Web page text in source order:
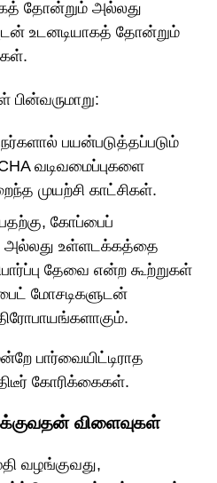
தோன்றும் அல்லது
உடனடியாகத் தோன்றும்
பின்வருமாறு:
பயன்படுத்தப்படும்
வடிவமைப்புகளை
முயற்சி காட்சிகள்.
கோப்பைப்
அல்லது உள்ளடக்கத்தை
தேவை என்ற கூற்றுகள்
மோசடிகளுடன்
பார்வையிட்டிராத
கோரிக்கைகள்.
விளைவுகள்
வழங்குவது,